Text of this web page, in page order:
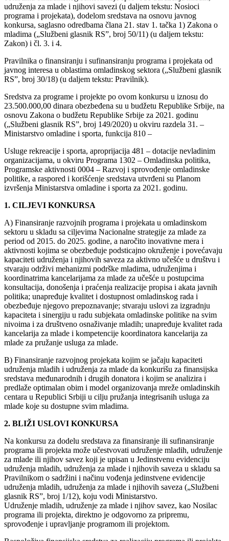
udruženja za mlade i njihovi savezi (u daljem tekstu: Nosioci
programa i projekata), dodelom sredstava na osnovu javnog
konkursa, saglasno odredbama člana 21. stav 1. tačka 1) Zakona o
mladima („Službeni glasnik RS”, broj 50/11) (u daljem tekstu:
Zakon) i čl. 3. i 4.
Pravilnika o finansiranju i sufinansiranju programa i projekata od
javnog interesa u oblastima omladinskog sektora („Službeni glasnik
RS”, broj 30/18) (u daljem tekstu: Pravilnik).
Sredstva za programe i projekte po ovom konkursu u iznosu do
23.500.000,00 dinara obezbeđena su u budžetu Republike Srbije, na
osnovu Zakona o budžetu Republike Srbije za 2021. godinu
(„Službeni glasnik RS”, broj 149/2020) u okviru razdela 31. –
Ministarstvo omladine i sporta, funkcija 810 –
Usluge rekreacije i sporta, aproprijacija 481 – dotacije nevladinim
organizacijama, u okviru Programa 1302 – Omladinska politika,
Programske aktivnosti 0004 – Razvoj i sprovođenje omladinske
politike, a raspored i korišćenje sredstava utvrđeni su Planom
izvršenja Ministarstva omladine i sporta za 2021. godinu.
1. CILJEVI KONKURSA
A) Finansiranje razvojnih programa i projekata u omladinskom
sektoru u skladu sa ciljevima Nacionalne strategije za mlade za
period od 2015. do 2025. godine, a naročito inovativne mera i
aktivnosti kojima se obezbeđuje podsticajno okruženje i povećavaju
kapaciteti udruženja i njihovih saveza za aktivno učešće u društvu i
stvaraju održivi mehanizmi podrške mladima, udruženjima i
koordinatrima kancelarijama za mlade za učešće u postupcima
konsultacija, donošenja i praćenja realizacije propisa i akata javnih
politika; unapređuje kvalitet i dostupnost omladinskog rada i
obezbeđuje njegovo prepoznavanje; stvaraju uslovi za izgradnju
kapaciteta i sinergiju u radu subjekata omladinske politike na svim
nivoima i za društveno osnaživanje mladih; unapređuje kvalitet rada
kancelarija za mlade i kompetencije koordinatora kancelarija za
mlade za pružanje usluga za mlade.
B) Finansiranje razvojnog projekata kojim se jačaju kapaciteti
udruženja mladih i udruženja za mlade da konkurišu za finansijska
sredstava međunarodnih i drugih donatora i kojim se analizira i
predlaže optimalan obim i model organizovanja mreže omladinskih
centara u Republici Srbiji u cilju pružanja integrisanih usluga za
mlade koje su dostupne svim mladima.
2. BLIŽI USLOVI KONKURSA
Na konkursu za dodelu sredstava za finansiranje ili sufinansiranje
programa ili projekta može učestvovati udruženje mladih, udruženje
za mlade ili njihov savez koji je upisan u Jedinstvenu evidenciju
udruženja mladih, udruženja za mlade i njihovih saveza u skladu sa
Pravilnikom o sadržini i načinu vođenja jedinstvene evidencije
udruženja mladih, udruženja za mlade i njihovih saveza („Službeni
glasnik RS”, broj 1/12), koju vodi Ministarstvo.
Udruženje mladih, udruženje za mlade i njihov savez, kao Nosilac
programa ili projekta, direktno je odgovorno za pripremu,
sprovođenje i upravljanje programom ili projektom.